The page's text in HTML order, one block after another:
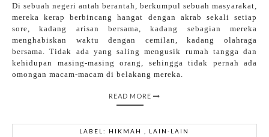
Di sebuah negeri antah berantah, berkumpul sebuah masyarakat,
mereka kerap berbincang hangat dengan akrab sekali setiap
sore, kadang arisan bersama, kadang sebagian mereka
menghabiskan waktu dengan cemilan, kadang olahraga
bersama. Tidak ada yang saling mengusik rumah tangga dan
kehidupan masing-masing orang, sehingga tidak pernah ada
omongan macam-macam di belakang mereka.
READ MORE
LABEL: HIKMAH
LAIN-LAIN